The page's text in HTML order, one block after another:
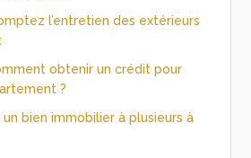
l’entretien des extérieurs
obtenir un crédit pour
?
bien immobilier à plusieurs à